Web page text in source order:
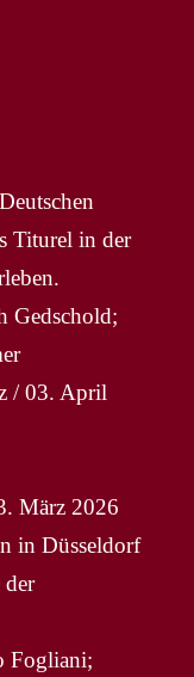
Titurel in der
Gedschold;
/ 03. April
März 2026
in Düsseldorf
der
Fogliani;